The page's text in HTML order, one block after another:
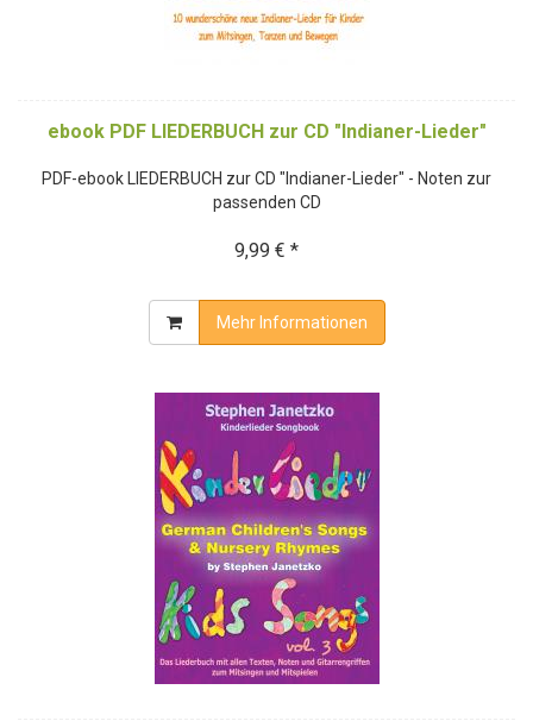
ebook PDF LIEDERBUCH zur CD "Indianer-Lieder"
PDF-ebook LIEDERBUCH zur CD "Indianer-Lieder" - Noten zur
passenden CD
9,99 € *
Mehr Informationen